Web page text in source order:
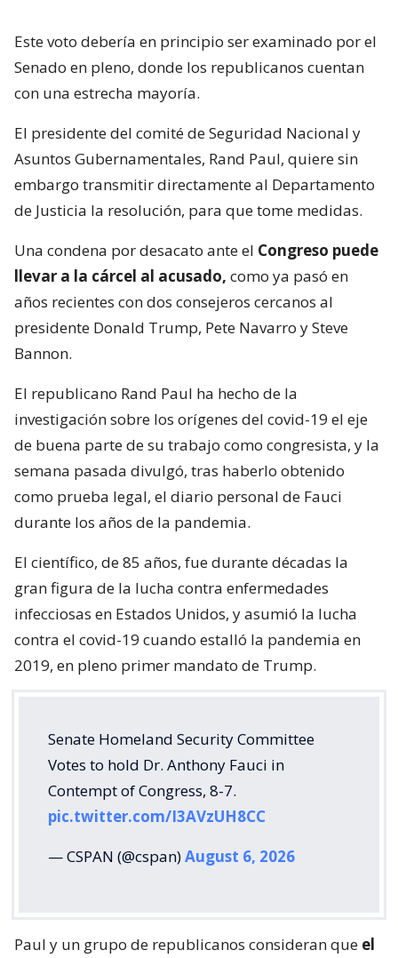
Este voto debería en principio ser examinado por el
Senado en pleno, donde los republicanos cuentan
con una estrecha mayoría.
El presidente del comité de Seguridad Nacional y
Asuntos Gubernamentales, Rand Paul, quiere sin
embargo transmitir directamente al Departamento
de Justicia la resolución, para que tome medidas.
Una condena por desacato ante el Congreso puede
llevar a la cárcel al acusado, como ya pasó en
años recientes con dos consejeros cercanos al
presidente Donald Trump, Pete Navarro y Steve
Bannon.
El republicano Rand Paul ha hecho de la
investigación sobre los orígenes del covid-19 el eje
de buena parte de su trabajo como congresista, y la
semana pasada divulgó, tras haberlo obtenido
como prueba legal, el diario personal de Fauci
durante los años de la pandemia.
El científico, de 85 años, fue durante décadas la
gran figura de la lucha contra enfermedades
infecciosas en Estados Unidos, y asumió la lucha
contra el covid-19 cuando estalló la pandemia en
2019, en pleno primer mandato de Trump.
Senate Homeland Security Committee
Votes to hold Dr. Anthony Fauci in
Contempt of Congress, 8-7.
pic.twitter.com/I3AVzUH8CC
— CSPAN (@cspan)August 6, 2026
Paul y un grupo de republicanos consideran que el